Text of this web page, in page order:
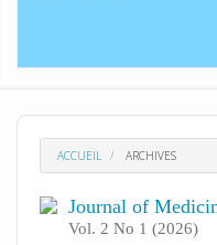
ACCUEIL ARCHIVES
Journal of
Vol. 2 No 1 (2026)